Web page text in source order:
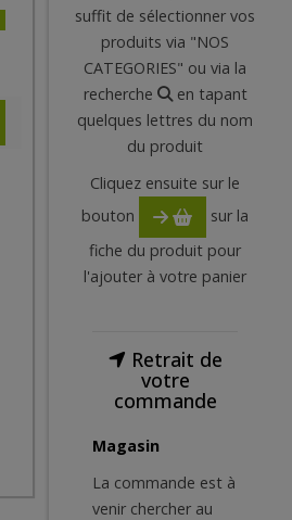
suffit de sélectionner vos
produits via "NOS
CATEGORIES" ou via la
recherche
en tapant
quelques lettres du nom
du produit
Cliquez ensuite sur le
bouton
sur la
fiche du produit pour
l'ajouter à votre panier
Retrait de
votre
commande
Magasin
La commande est à
venir chercher au